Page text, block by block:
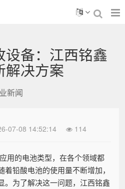
设备：江西铭鑫
解决方案
新闻
07-08 14:52:14 114
用的电池类型，在各个领域都
铅酸电池的使用量不断增加，
。为了解决这一问题，江西铭鑫